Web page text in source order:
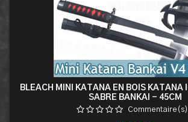
BLEACH MINI KATANA EN BOIS KATANA
SABRE BANKAI - 45CM